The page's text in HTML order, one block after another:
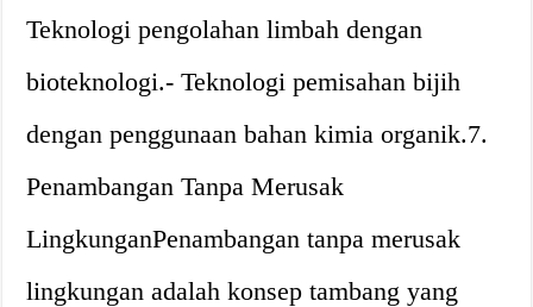
Teknologi pengolahan limbah dengan
bioteknologi.- Teknologi pemisahan bijih
dengan penggunaan bahan kimia organik.7.
Penambangan Tanpa Merusak
LingkunganPenambangan tanpa merusak
lingkungan adalah konsep tambang yang